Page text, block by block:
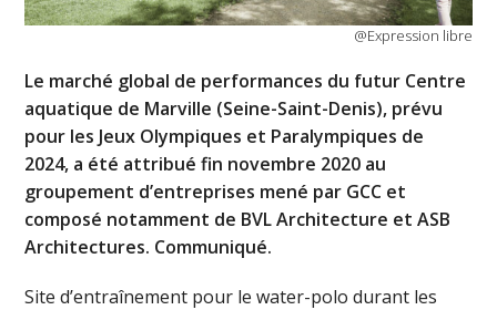
@Expression libre
Le marché global de performances du futur Centre
aquatique de Marville (Seine-Saint-Denis), prévu
pour les Jeux Olympiques et Paralympiques de
2024, a été attribué fin novembre 2020 au
groupement d’entreprises mené par GCC et
composé notamment de BVL Architecture et ASB
Architectures. Communiqué.
Site d’entraînement pour le water-polo durant les